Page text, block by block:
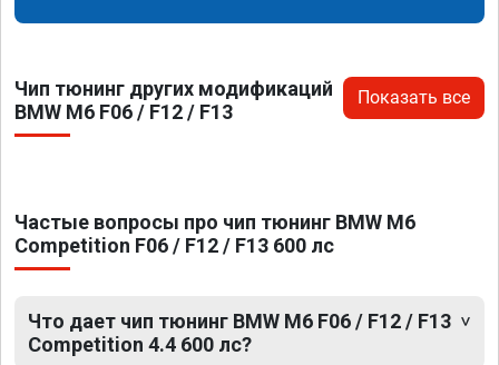
Чип тюнинг других модификаций
BMW M6 F06 / F12 / F13
Показать все
Частые вопросы про чип тюнинг BMW M6
Competition F06 / F12 / F13 600 лс
Что дает чип тюнинг BMW M6 F06 / F12 / F13
Competition 4.4 600 лс?